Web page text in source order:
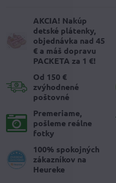
AKCIA! Nakúp
detské plátenky,
objednávka nad 45
€ a máš dopravu
PACKETA za 1 €!
Od 150 €
zvýhodnené
poštovné
Premeriame,
pošleme reálne
fotky
100% spokojných
zákazníkov na
Heureke